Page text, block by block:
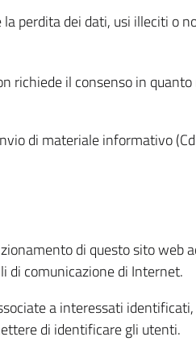
perdita dei dati, usi illeciti o
richiede il consenso in
di materiale informativo
di questo sito web
di comunicazione di Internet.
a interessati
di identificare gli utenti.